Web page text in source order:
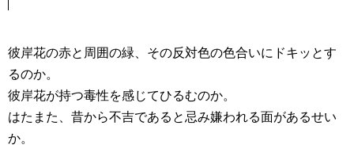
彼岸花の赤と周囲の緑、その反対色の色合いにドキッとす
るのか。
彼岸花が持つ毒性を感じてひるむのか。
はたまた、昔から不吉であると忌み嫌われる面があるせい
か。